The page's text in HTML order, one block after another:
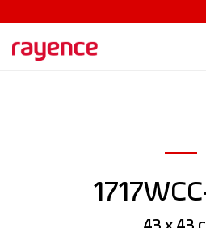
43 x 43